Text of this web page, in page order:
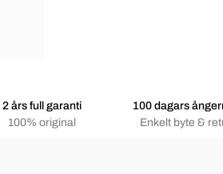
2 års full garanti
100% original
100 dagars
Enkelt byte &